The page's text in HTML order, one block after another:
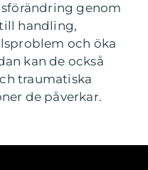
genom
handling,
och öka
kan de också
traumatiska
de påverkar.